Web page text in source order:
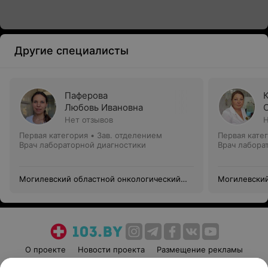
Другие специалисты
Паферова
Любовь Ивановна
Нет отзывов
Первая категория • Зав. отделением
Врач лабораторной диагностики
Могилевский областной онкологический
Первая
Врач
О проекте Новости проекта
Размещение рекламы